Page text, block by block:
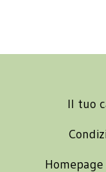
Il tuo
Homepage